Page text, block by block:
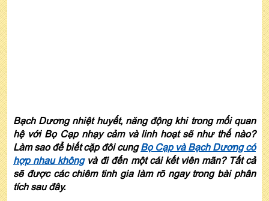
Bạch Dương nhiệt huyết, năng động khi trong mối quan
hệ với Bọ Cạp nhạy cảm và linh hoạt sẽ như thế nào?
Làm sao để biết cặp đôi cungBọ Cạp và Bạch Dương có
hợp nhau khôngvà đi đến một cái kết viên mãn? Tất cả
sẽ được các chiêm tinh gia làm rõ ngay trong bài phân
tích sau đây.